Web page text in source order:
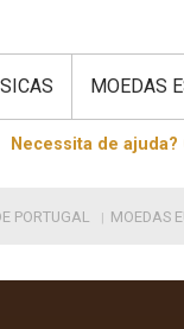
MOEDAS
Necessita de
PORTUGAL MOEDAS